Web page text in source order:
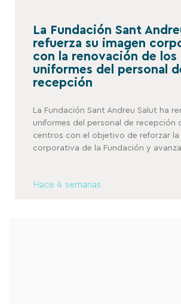
La Fundación Sant
refuerza su imagen
con la renovación de los
uniformes del personal
recepción
La Fundación Sant Andreu Salut ha
uniformes del personal de recepción
centros con el objetivo de reforzar la
corporativa de la Fundación y
Hace 4 semanas